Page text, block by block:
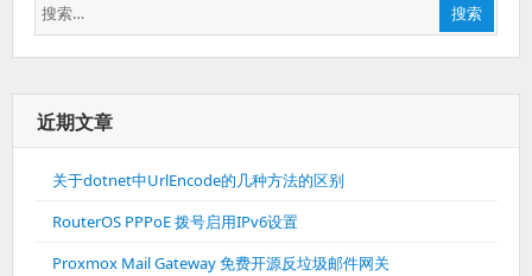
搜
索：
搜索
近期文章
关于dotnet中UrlEncode的几种方法的区别
RouterOS PPPoE 拨号启用IPv6设置
Proxmox Mail Gateway 免费开源反垃圾邮件网关